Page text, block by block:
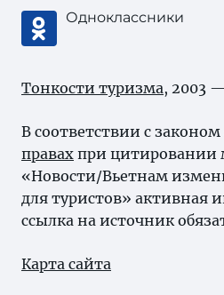
Одноклассники
Тонкости туризма, 2003
В соответствии с законом
правах при цитировании
«Новости/Вьетнам
для туристов» активная
ссылка на источник
Карта сайта